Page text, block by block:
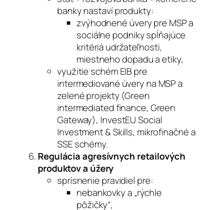
banky nastaví produkty:
zvýhodnené úvery pre MSP a
sociálne podniky spĺňajúce
kritériá udržateľnosti,
miestneho dopadu a etiky,
využitie schém EIB pre
intermediované úvery na MSP a
zelené projekty (Green
intermediated finance, Green
Gateway), InvestEU Social
Investment & Skills, mikrofinačné a
SSE schémy.
Regulácia agresívnych retailových
produktov a úžery
sprísnenie pravidiel pre:
nebankovky a „rýchle
pôžičky“,